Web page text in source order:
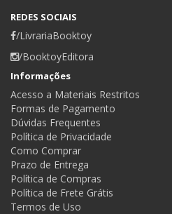
REDES SOCIAIS
/LivrariaBooktoy
/BooktoyEditora
Informações
Acesso a Materiais Restritos
Formas de Pagamento
Dúvidas Frequentes
Política de Privacidade
Como Comprar
Prazo de Entrega
Política de Compras
Política de Frete Grátis
Termos de Uso